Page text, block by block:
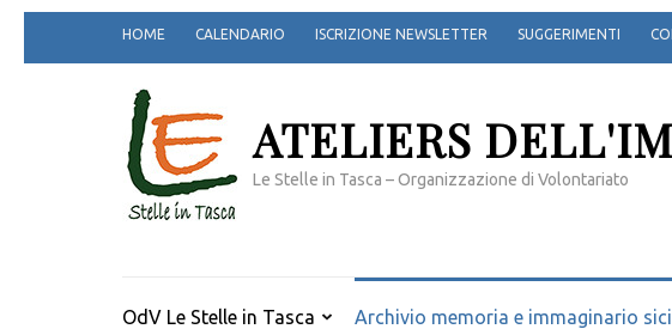
HOME CALENDARIO ISCRIZIONE NEWSLETTER SUGGERIMENTI
ATELIERS
Le Stelle in Tasca – Organizzazione di Volontariato
OdV Le Stelle in Tasca Archivio memoria e immaginario